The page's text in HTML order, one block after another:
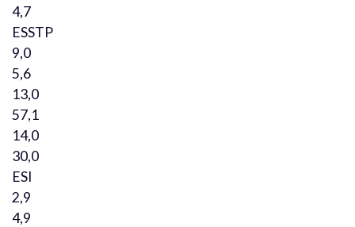
4,7
ESSTP
9,0
5,6
13,0
57,1
14,0
30,0
ESI
2,9
4,9